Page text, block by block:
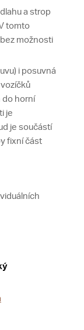
a strop
tomto
možnosti
i posuvná
do horní
je
je součástí
fixní část